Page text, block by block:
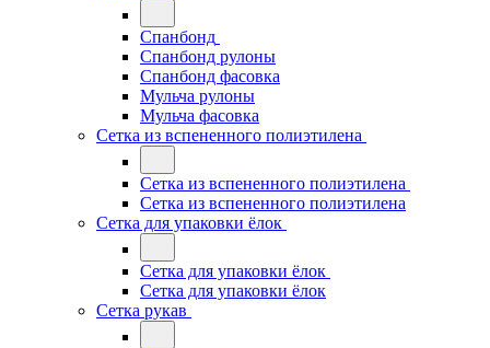
Спанбонд
Спанбонд рулоны
Спанбонд фасовка
Мульча рулоны
Мульча фасовка
Сетка из вспененного полиэтилена
Сетка из вспененного полиэтилена
Сетка из вспененного полиэтилена
Сетка для упаковки ёлок
Сетка для упаковки ёлок
Сетка для упаковки ёлок
Сетка рукав